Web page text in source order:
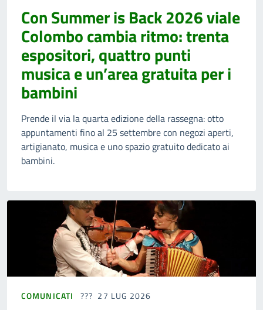
Con Summer is Back 2026 viale
Colombo cambia ritmo: trenta
espositori, quattro punti
musica e un’area gratuita per i
bambini
Prende il via la quarta edizione della rassegna: otto
appuntamenti fino al 25 settembre con negozi aperti,
artigianato, musica e uno spazio gratuito dedicato ai
bambini.
COMUNICATI 27 LUG 2026